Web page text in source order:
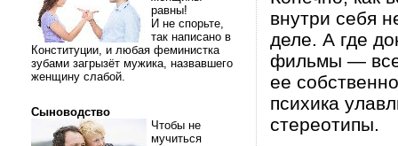
равны!
И не спорьте,
так написано в
Конституции, и любая феминистка
зубами загрызёт мужика, назвавшего
женщину слабой.
Сыноводство
Чтобы не
мучиться
внутри себя
деле. А где
фильмы — все
ее
психика
стереотипы.